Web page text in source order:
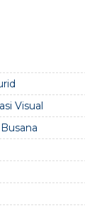
Visual